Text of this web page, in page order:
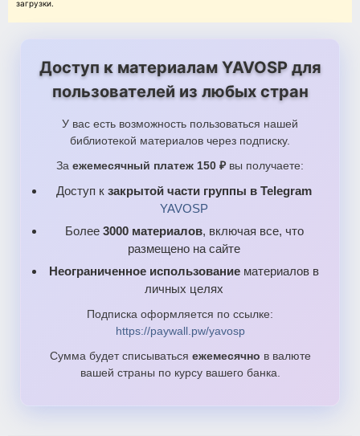
загрузки.
Доступ к материалам YAVOSP для
пользователей из любых стран
У вас есть возможность пользоваться нашей
библиотекой материалов через подписку.
За ежемесячный платеж 150 ₽ вы получаете:
Доступ к закрытой части группы в Telegram
YAVOSP
Более 3000 материалов, включая все, что
размещено на сайте
Неограниченное использование материалов в
личных целях
Подписка оформляется по ссылке:
https://paywall.pw/yavosp
Сумма будет списываться ежемесячно в валюте
вашей страны по курсу вашего банка.